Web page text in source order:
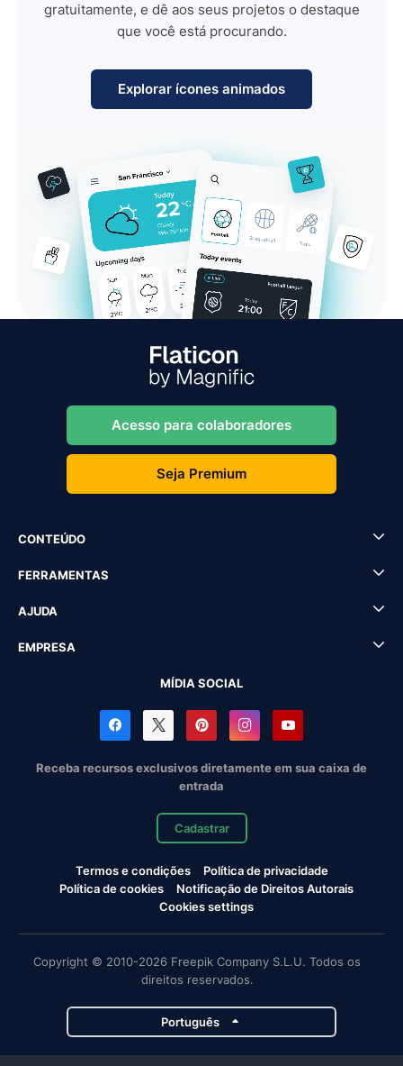
gratuitamente, e dê aos seus projetos o destaque
que você está procurando.
Explorar ícones animados
Acesso para colaboradores
Seja Premium
CONTEÚDO
FERRAMENTAS
AJUDA
EMPRESA
MÍDIA SOCIAL
Receba recursos exclusivos diretamente em sua caixa de
entrada
Cadastrar
Termos e condições
Política de privacidade
Política de cookies
Notificação de Direitos Autorais
Cookies settings
Copyright © 2010-2026 Freepik Company S.L.U. Todos os
direitos reservados.
Português